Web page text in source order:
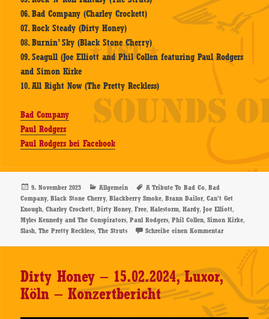
06. Bad Company (Charley Crockett)
07. Rock Steady (Dirty Honey)
08. Burnin’ Sky (Black Stone Cherry)
09. Seagull (Joe Elliott and Phil Collen featuring Paul Rodgers
and Simon Kirke
10. All Right Now (The Pretty Reckless)
Bad Company
Paul Rodgers
Paul Rodgers bei Facebook
Veröffentlicht
am
9. November 2025 Kategorien
Allgemein Schlagwörter
A Tribute To Bad Co,Bad
Company,Black Stone Cherry,Blackberry Smoke,Brann Dailor,Can't Get
Enough,Charley Crockett,Dirty Honey,Free,Halestorm,Hardy,Joe Elliott,
Myles Kennedy and The Conspirators,Paul Rodgers,Phil Collen,Simon Kirke,
Slash,The Pretty Reckless,The Struts Schreibe einen Kommentarzu Various
Dirty Honey – 15.02.2024, Luxor,
Köln – Konzertbericht